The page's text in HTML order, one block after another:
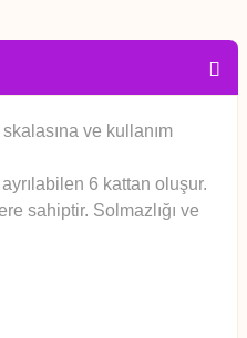
ve kullanım
6 kattan oluşur.
sahiptir. Solmazlığı ve